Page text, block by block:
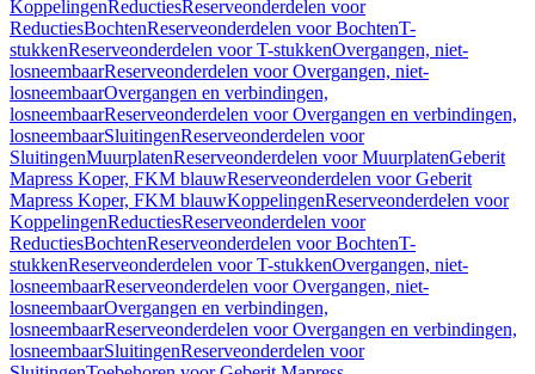
KoppelingenReductiesReserveonderdelen voor
ReductiesBochtenReserveonderdelen voor BochtenT-
stukkenReserveonderdelen voor T-stukkenOvergangen, niet-
losneembaarReserveonderdelen voor Overgangen, niet-
losneembaarOvergangen en verbindingen,
losneembaarReserveonderdelen voor Overgangen en verbindingen,
losneembaarSluitingenReserveonderdelen voor
SluitingenMuurplatenReserveonderdelen voor MuurplatenGeberit
Mapress Koper, FKM blauwReserveonderdelen voor Geberit
Mapress Koper, FKM blauwKoppelingenReserveonderdelen voor
KoppelingenReductiesReserveonderdelen voor
ReductiesBochtenReserveonderdelen voor BochtenT-
stukkenReserveonderdelen voor T-stukkenOvergangen, niet-
losneembaarReserveonderdelen voor Overgangen, niet-
losneembaarOvergangen en verbindingen,
losneembaarReserveonderdelen voor Overgangen en verbindingen,
losneembaarSluitingenReserveonderdelen voor